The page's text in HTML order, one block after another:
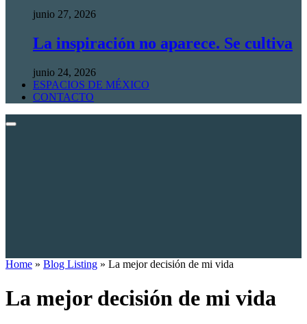
junio 27, 2026
La inspiración no aparece. Se cultiva
junio 24, 2026
ESPACIOS DE MÉXICO
CONTACTO
Home » Blog Listing » La mejor decisión de mi vida
La mejor decisión de mi vida